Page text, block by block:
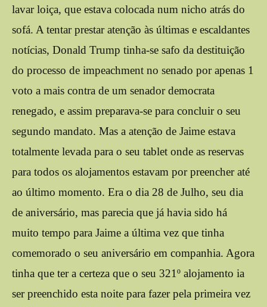
lavar loiça, que estava colocada num nicho atrás do
sofá. A tentar prestar atenção às últimas e escaldantes
notícias, Donald Trump tinha-se safo da destituição
do processo de impeachment no senado por apenas 1
voto a mais contra de um senador democrata
renegado, e assim preparava-se para concluir o seu
segundo mandato. Mas a atenção de Jaime estava
totalmente levada para o seu tablet onde as reservas
para todos os alojamentos estavam por preencher até
ao último momento. Era o dia 28 de Julho, seu dia
de aniversário, mas parecia que já havia sido há
muito tempo para Jaime a última vez que tinha
comemorado o seu aniversário em companhia. Agora
tinha que ter a certeza que o seu 321º alojamento ia
ser preenchido esta noite para fazer pela primeira vez